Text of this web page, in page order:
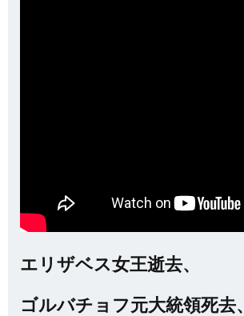
エリザベス女王逝去、
ゴルバチョフ元大統領死去、